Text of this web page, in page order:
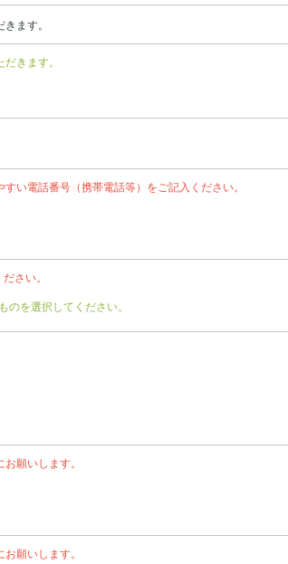
ます。
きます。
い電話番号（携帯電話等）をご記入ください。
さい。
を選択してください。
願いします。
願いします。